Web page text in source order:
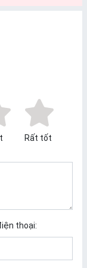
Rất tốt
thoại: